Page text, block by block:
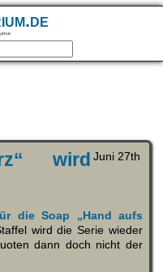
Juni 27th
wird
die Soap „Hand aufs
wird die Serie wieder
dann doch nicht der